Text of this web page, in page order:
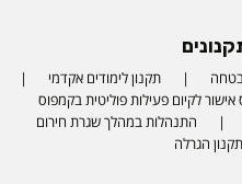
תקנון לימודים אקדמי
אישור לקיום פעילות פוליטית בקמפוס
התנהלות במהלך שגרת חירום
הגרלה